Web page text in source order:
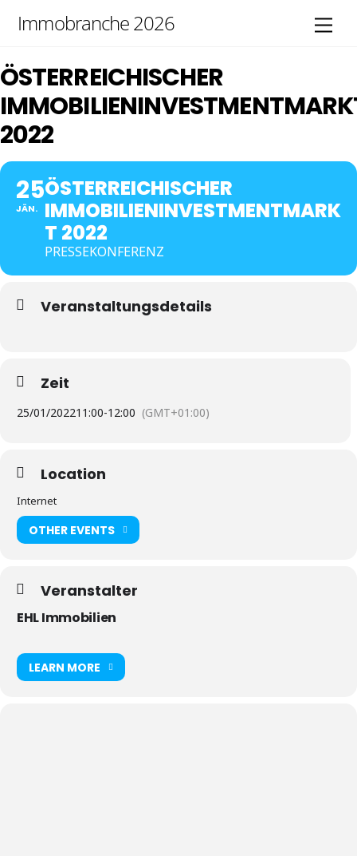
Immobranche 2026
ÖSTERREICHISCHER
2022
25
JÄN.
ÖSTERREICHISCHER
IMMOBILIENINVESTMENTMARK
T 2022
PRESSEKONFERENZ
Veranstaltungsdetails
Zeit
25/01/202211:00-12:00 (GMT+01:00)
Location
Internet
OTHER EVENTS
Veranstalter
EHL Immobilien
LEARN MORE